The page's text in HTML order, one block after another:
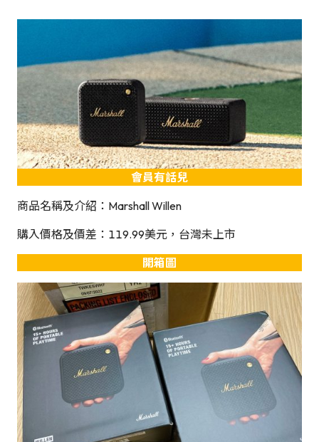
會員有話兒
商品名稱及介紹：Marshall Willen
購入價格及價差：119.99美元，台灣未上市
開箱圖